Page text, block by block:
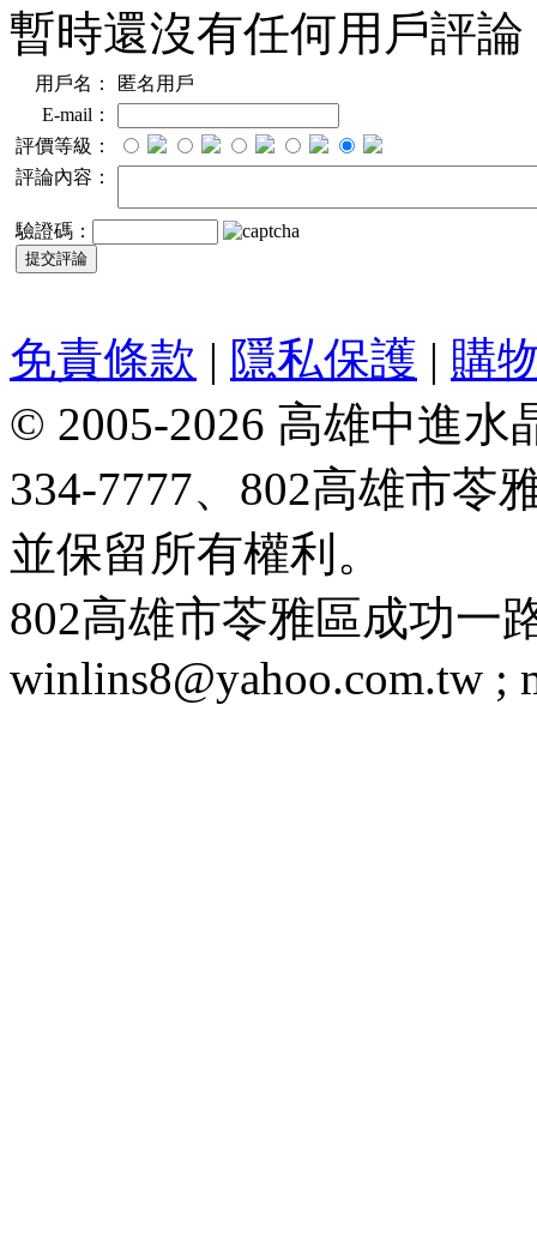
暫時還沒有任何用戶評論
用戶名：
匿名用戶
E-mail：
評價等級：
評論內容：
驗證碼：
免責條款 | 隱私保護 | 購
© 2005-2026 高雄中進水
334-7777、802高雄市苓
並保留所有權利。
802高雄市苓雅區成功一
winlins8@yahoo.com.tw ;